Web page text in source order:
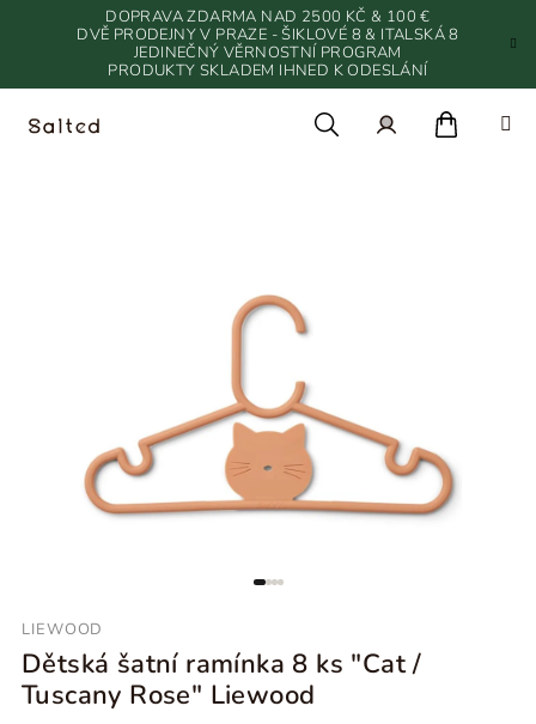
DOPRAVA ZDARMA NAD 2500 KČ & 100 €
DVĚ PRODEJNY V PRAZE - ŠIKLOVÉ 8 & ITALSKÁ 8
JEDINEČNÝ VĚRNOSTNÍ PROGRAM
PRODUKTY SKLADEM IHNED K ODESLÁNÍ
LIEWOOD
Dětská šatní ramínka 8 ks "Cat /
Tuscany Rose" Liewood